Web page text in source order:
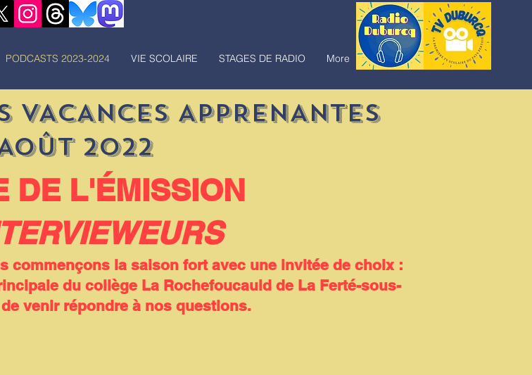
PODCASTS 2023-2024 VIE SCOLAIRE STAGES DE RADIO More
VACANCES APPRENANTES
2022
DE L'ÉMISSION
commençons la saison fort avec une invitée de choix :
du collège La Rochefoucauld de La Ferté-sous-
venir répondre à nos questions.